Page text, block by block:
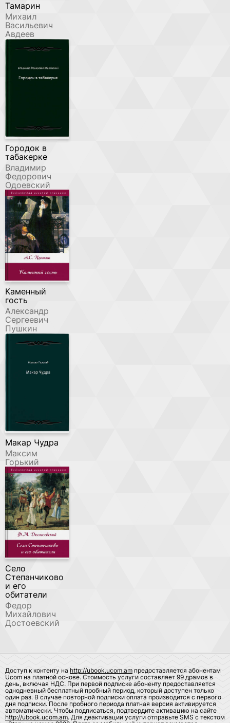
Тамарин
Михаил
Васильевич
Авдеев
Городок в
табакерке
Владимир
Федорович
Одоевский
Каменный
гость
Александр
Сергеевич
Пушкин
Макар Чудра
Максим
Горький
Село
Степанчиково
и его
обитатели
Федор
Михайлович
Достоевский
Доступ к контенту на http://ubook.ucom.am предоставляется абонентам
Ucom на платной основе. Стоимость услуги составляет 99 драмов в
день, включая НДС. При первой подписке абоненту предоставляется
однодневный бесплатный пробный период, который доступен только
один раз. В случае повторной подписки оплата производится с первого
дня подписки. После пробного периода платная версия активируется
автоматически. Чтобы подписаться, подтвердите активацию на сайте
http://ubook.ucom.am. Для деактивации услуги отправьте SMS с текстом